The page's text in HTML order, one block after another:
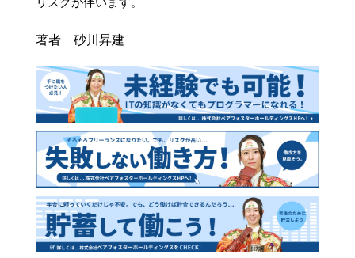
著者 砂川昇建